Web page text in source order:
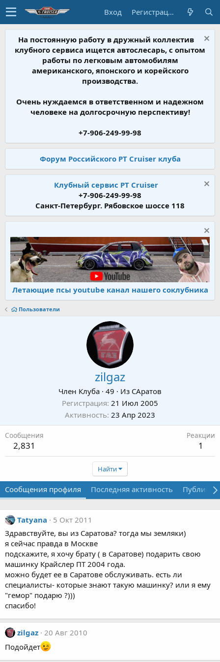
Вход Регистрация
На постоянную работу в дружный коллектив
клубного сервиса ищется автослесарь, с опытом
работы по легковым автомобилям
американского, японского и корейского
производства.
Очень нуждаемся в ответственном и надежном
человеке на долгосрочную перспективу!
+7-906-249-99-98
Форум Российского PT Cruiser клуба
Клубный сервис PT Cruiser
+7-906-249-99-98
Санкт-Петербург. Рябовское шоссе 118
Летающие псы youtube канал нашего соклубника
Пользователи
zilgaz
Член Клуба · 49 · Из САратов
Регистрация 21 Июл 2005
Активность 23 Апр 2023
Сообщения
2,831
Реакции
1
Найти
Сообщения профиля Последняя активность
Tatyana
5 Окт 2011
Здравствуйте, вы из Саратова? тогда мы земляки)
я сейчас правда в Москве
подскажите, я хочу брату ( в Саратове) подарить свою
машинку Крайслер ПТ 2004 года.
можно будет ее в Саратове обслуживать. есть ли
специалисты- которые знают такую машинку? или я ему
"гемор" подарю ?)))
спасибо!
zilgaz 20 Авг 2010
Подойдет